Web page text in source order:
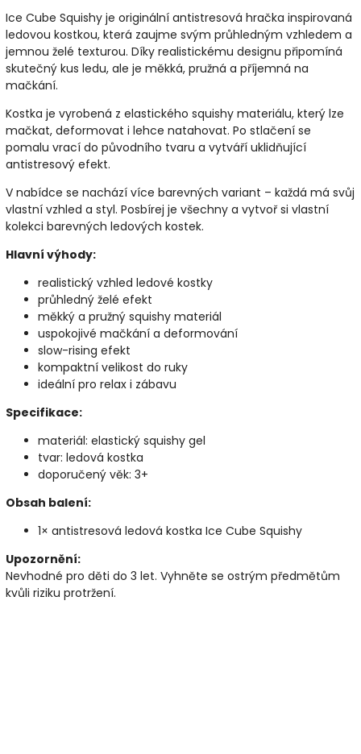
Ice Cube Squishy je originální antistresová hračka inspirovaná
ledovou kostkou, která zaujme svým průhledným vzhledem a
jemnou želé texturou. Díky realistickému designu připomíná
skutečný kus ledu, ale je měkká, pružná a příjemná na
mačkání.
Kostka je vyrobená z elastického squishy materiálu, který lze
mačkat, deformovat i lehce natahovat. Po stlačení se
pomalu vrací do původního tvaru a vytváří uklidňující
antistresový efekt.
V nabídce se nachází více barevných variant – každá má svůj
vlastní vzhled a styl. Posbírej je všechny a vytvoř si vlastní
kolekci barevných ledových kostek.
Hlavní výhody:
realistický vzhled ledové kostky
průhledný želé efekt
měkký a pružný squishy materiál
uspokojivé mačkání a deformování
slow-rising efekt
kompaktní velikost do ruky
ideální pro relax i zábavu
Specifikace:
materiál: elastický squishy gel
tvar: ledová kostka
doporučený věk: 3+
Obsah balení:
1× antistresová ledová kostka Ice Cube Squishy
Upozornění:
Nevhodné pro děti do 3 let. Vyhněte se ostrým předmětům
kvůli riziku protržení.